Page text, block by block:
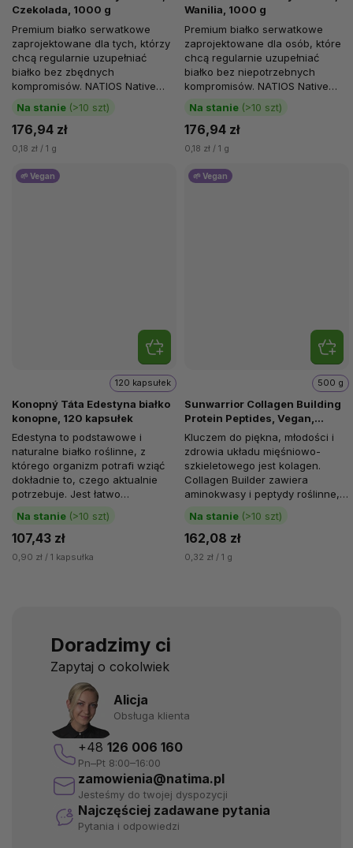
Czekolada, 1000 g
Na stanie (>10 szt)
176,94 zł
0,18 zł / 1 g
Premium białko serwatkowe
zaprojektowane dla tych, którzy
chcą regularnie uzupełniać
białko bez zbędnych
kompromisów. NATIOS Native
whey protein w wersji
czekoladowej...
Wanilia, 1000 g
Na stanie (>10 szt)
176,94 zł
0,18 zł / 1 g
Premium białko serwatkowe
zaprojektowane dla osób, które
chcą regularnie uzupełniać
białko bez niepotrzebnych
kompromisów. NATIOS Native
whey protein w wersji...
🌱 Vegan
Konopný Táta Edestyna białko
konopne, 120 kapsułek
Na stanie (>10 szt)
120 kapsułek
107,43 zł
0,90 zł / 1 kapsułka
Edestyna to podstawowe i
naturalne białko roślinne, z
którego organizm potrafi wziąć
dokładnie to, czego aktualnie
potrzebuje. Jest łatwo
metabolizowane i bierze...
🌱 Vegan
Sunwarrior Collagen Building
Protein Peptides, Vegan,
Czekolada, 500 g
Na stanie (>10 szt)
500 g
162,08 zł
0,32 zł / 1 g
Kluczem do piękna, młodości i
zdrowia układu mięśniowo-
szkieletowego jest kolagen.
Collagen Builder zawiera
aminokwasy i peptydy roślinne,
które są prekursorami kolagenu,
co...
Doradzimy ci
Zapytaj o cokolwiek
Alicja
Obsługa klienta
+48 126 006 160
Pn–Pt 8:00–16:00
zamowienia@natima.pl
Jesteśmy do twojej dyspozycji
Najczęściej zadawane pytania
Pytania i odpowiedzi